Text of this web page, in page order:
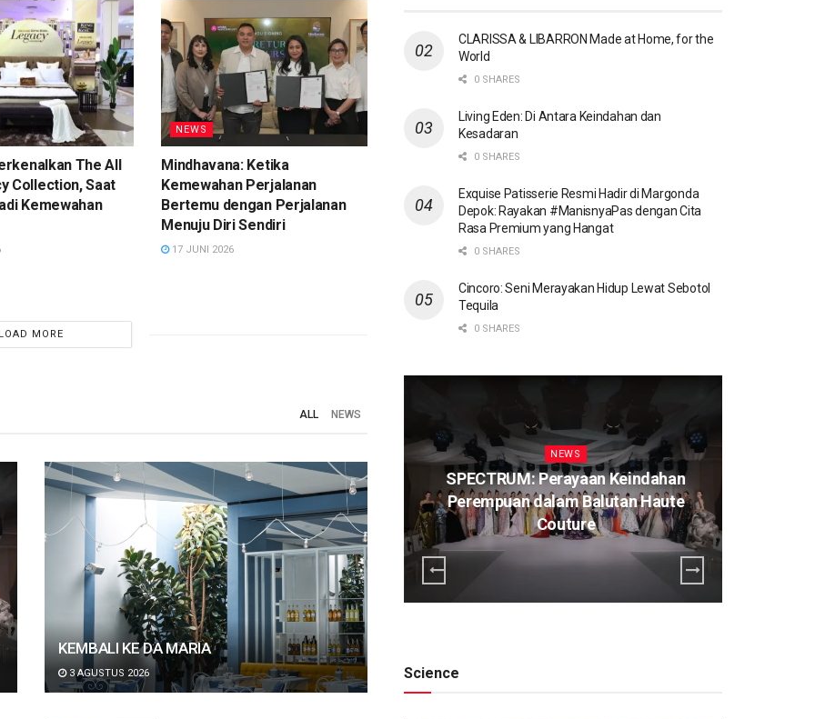
The All
Collection, Saat
Kemewahan
NEWS
Mindhavana: Ketika
Kemewahan Perjalanan
Bertemu dengan Perjalanan
Menuju Diri Sendiri
17 JUNI 2026
LOAD MORE
ALL NEWS
KEMBALI KE DA MARIA
3 AGUSTUS 2026
CLARISSA & LIBARRON Made at Home, for the
World
0 SHARES
Living Eden: Di Antara Keindahan dan
Kesadaran
0 SHARES
Exquise Patisserie Resmi Hadir di Margonda
Depok: Rayakan #ManisnyaPas dengan Cita
Rasa Premium yang Hangat
0 SHARES
Cincoro: Seni Merayakan Hidup Lewat Sebotol
Tequila
0 SHARES
Glengoyne dan Tamdhu Resmi Hadir di
Indonesia, Merayakan Seni
Craftsmanship dalam Single Malt
Scotch Whisky
NEWS
SPECTRUM: Perayaan Keindahan
Perempuan dalam Balutan Haute
Couture
Science